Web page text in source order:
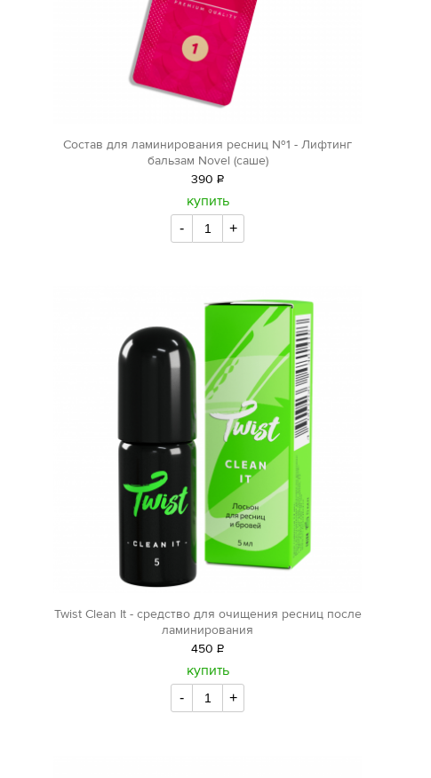
Состав для ламинирования ресниц №1 - Лифтинг
бальзам Novel (саше)
390 Р
уб.
купить
- +
Twist Clean It - средство для очищения ресниц после
ламинирования
450 Р
уб.
купить
- +